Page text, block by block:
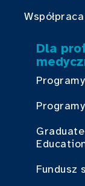
Dla
Fundusz